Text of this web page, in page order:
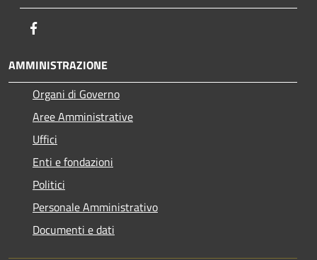
AMMINISTRAZIONE
Organi di Governo
Aree Amministrative
Uffici
Enti e fondazioni
Politici
Personale Amministrativo
Documenti e dati